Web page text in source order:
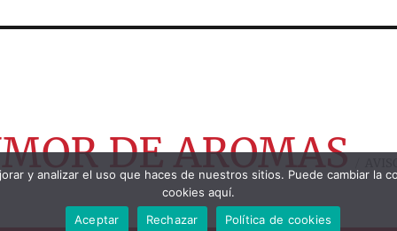
DE AROMAS
y analizar el uso que haces de nuestros sitios. Puede cambiar
cookies aquí.
Aceptar
Rechazar Política de cookies